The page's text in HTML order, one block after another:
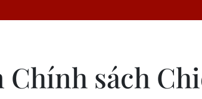
Chính sách